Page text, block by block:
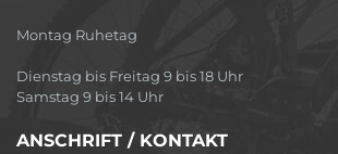
Montag Ruhetag
Dienstag bis Freitag 9 bis 18 Uhr
Samstag 9 bis 14 Uhr
ANSCHRIFT / KONTAKT